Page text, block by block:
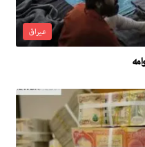
عیراق